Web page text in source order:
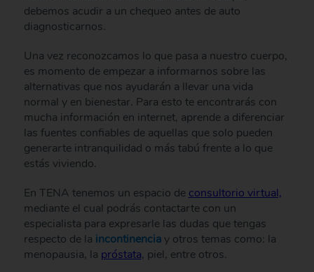
debemos acudir a un chequeo antes de auto
diagnosticarnos.
Una vez reconozcamos lo que pasa a nuestro cuerpo,
es momento de empezar a informarnos sobre las
alternativas que nos ayudarán a llevar una vida
normal y en bienestar. Para esto te encontrarás con
mucha información en internet, aprende a diferenciar
las fuentes confiables de aquellas que solo pueden
generarte intranquilidad o más tabú frente a lo que
estás viviendo.
En TENA tenemos un espacio de consultorio virtual,
mediante el cual podrás contactarte con un
especialista para expresarle las dudas que tengas
respecto de la incontinenciay otros temas como: la
menopausia, la próstata, piel, entre otros.